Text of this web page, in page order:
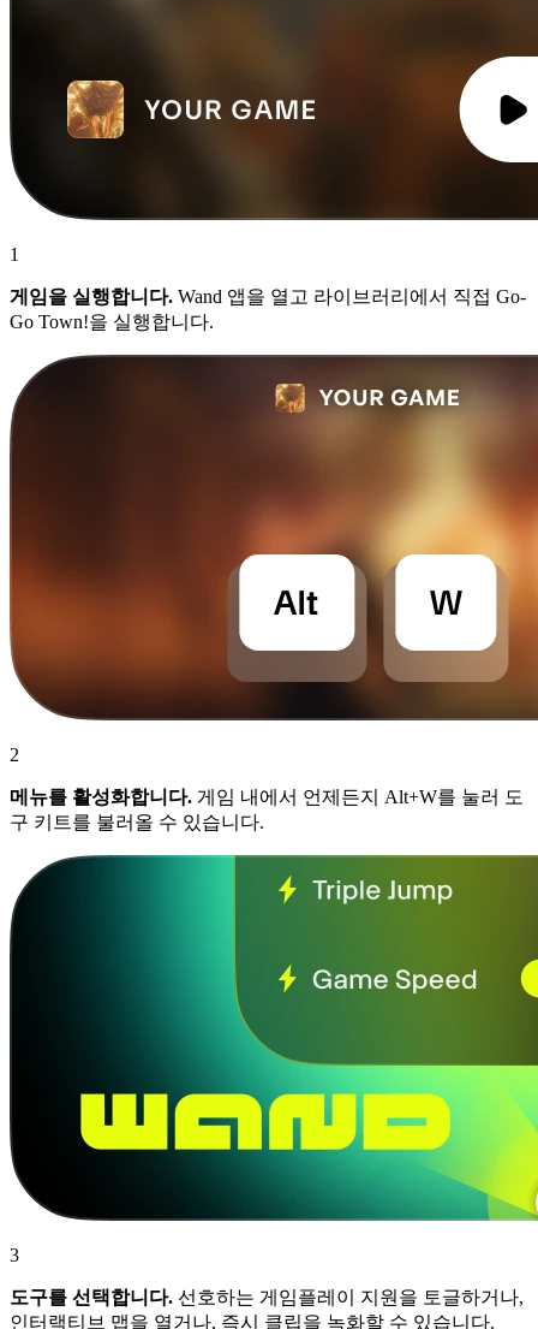
1
게임을 실행합니다. Wand 앱을 열고 라이브러리에서 직접 Go-
Go Town!을 실행합니다.
2
메뉴를 활성화합니다. 게임 내에서 언제든지 Alt+W를 눌러 도
구 키트를 불러올 수 있습니다.
3
도구를 선택합니다. 선호하는 게임플레이 지원을 토글하거나,
인터랙티브 맵을 열거나, 즉시 클립을 녹화할 수 있습니다.